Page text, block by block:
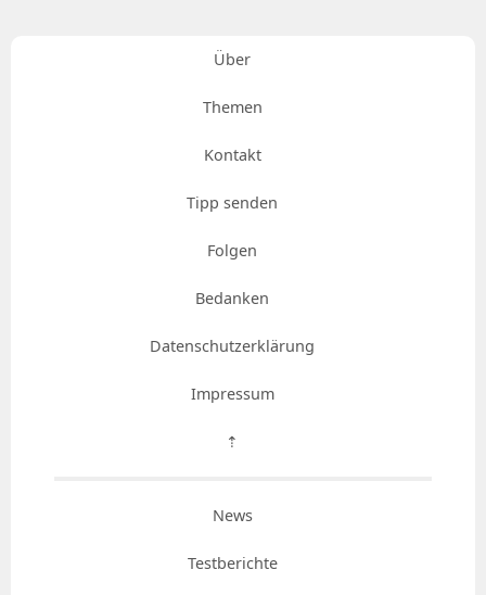
Über
Themen
Kontakt
Tipp senden
Folgen
Bedanken
Datenschutzerklärung
Impressum
⇡
News
Testberichte